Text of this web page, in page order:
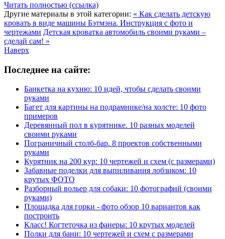
Читать полностью (ссылка)
Другие материалы в этой категории: « Как сделать детскую
кровать в виде машины Бэтмэна. Инструкция с фото и
чертежами Детская кроватка автомобиль своими руками –
сделай сам! »
Наверх
Последнее на сайте:
Банкетка на кухню: 10 идей, чтобы сделать своими
руками
Багет для картины на подрамнике/на холсте: 10 фото
примеров
Деревянный пол в курятнике. 10 разных моделей
своими руками
Пограничный столб-бар. 8 проектов собственными
руками
Курятник на 200 кур: 10 чертежей и схем (с размерами)
Забавные поделки для выпиливания лобзиком: 10
крутых ФОТО
Разборный вольер для собаки: 10 фотографий (своими
руками)
Площадка для горки - фото обзор 10 вариантов как
построить
Класс! Когтеточка из фанеры: 10 крутых моделей
Полки для бани: 10 чертежей и схем с размерами